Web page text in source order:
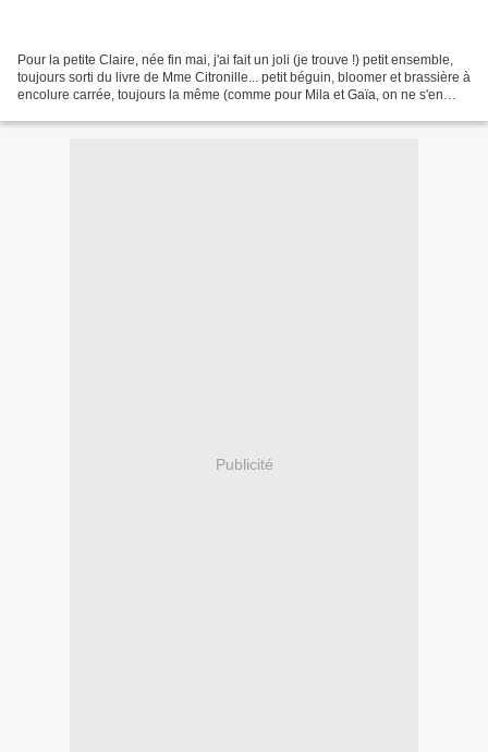
Pour la petite Claire, née fin mai, j'ai fait un joli (je trouve !) petit ensemble,
toujours sorti du livre de Mme Citronille... petit béguin, bloomer et brassière à
encolure carrée, toujours la même (comme pour Mila et Gaïa, on ne s'en
Publicité